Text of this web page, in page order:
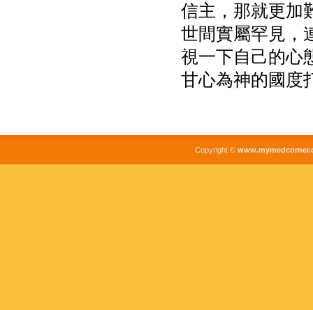
信主，那就更加
世間實屬罕見，
視一下自己的心
甘心為神的國度
Copyright ©